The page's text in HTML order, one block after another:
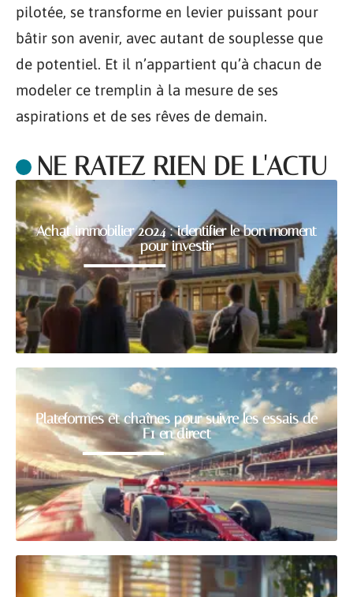
pilotée, se transforme en levier puissant pour
bâtir son avenir, avec autant de souplesse que
de potentiel. Et il n’appartient qu’à chacun de
modeler ce tremplin à la mesure de ses
aspirations et de ses rêves de demain.
NE RATEZ RIEN DE L'ACTU
Achat immobilier 2024 : identifier le bon moment
pour investir
Plateformes et chaînes pour suivre les essais de
F1 en direct